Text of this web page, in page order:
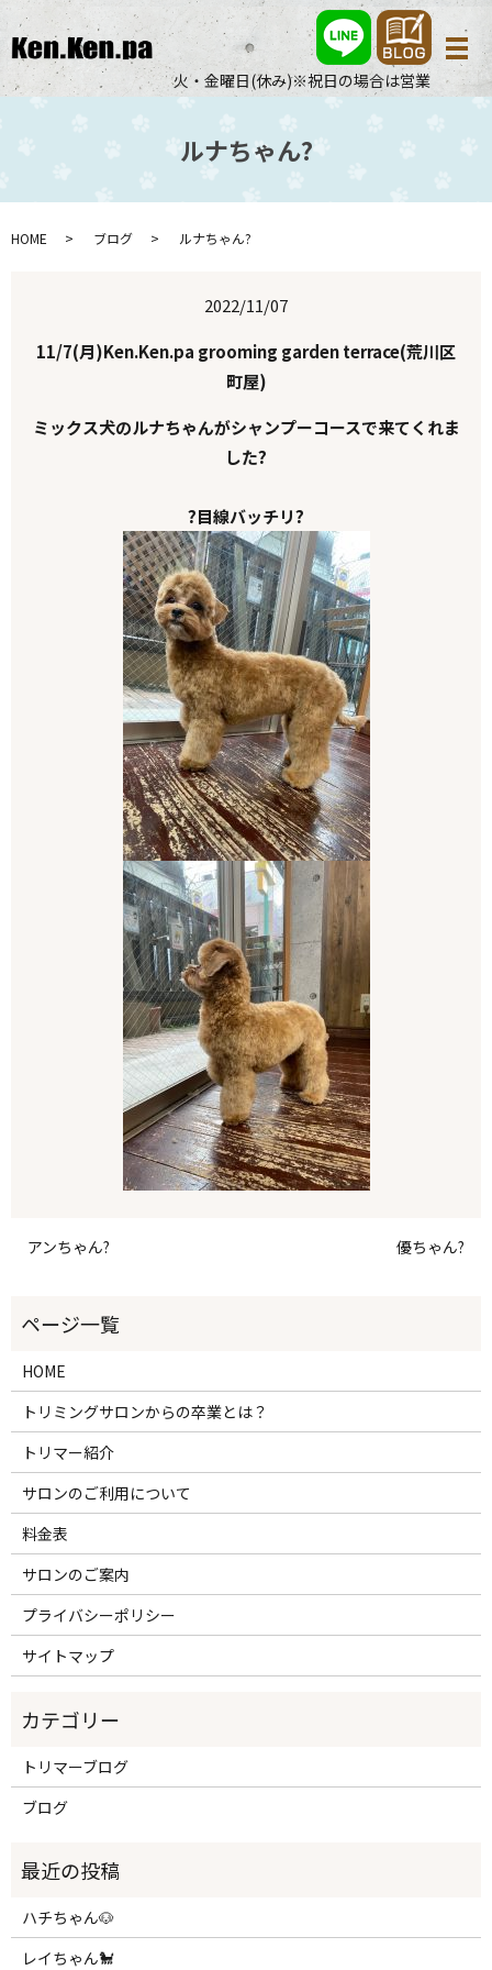
火・金曜日(休み)※祝日の場合は営業
メ
ルナちゃん?
HOME ブログ ルナちゃん?
2022/11/07
11/7(月)Ken.Ken.pa grooming garden terrace(荒川区
町屋)
ミックス犬のルナちゃんがシャンプーコースで来てくれま
した?
?目線バッチリ?
アンちゃん? 優ちゃん?
HOME
トリミングサロンからの卒業とは？
トリマー紹介
サロンのご利用について
料金表
サロンのご案内
プライバシーポリシー
サイトマップ
トリマーブログ
ブログ
ハチちゃん🐶
レイちゃん🐩